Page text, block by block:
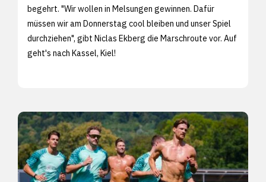
begehrt. "Wir wollen in Melsungen gewinnen. Dafür
müssen wir am Donnerstag cool bleiben und unser Spiel
durchziehen", gibt Niclas Ekberg die Marschroute vor. Auf
geht's nach Kassel, Kiel!